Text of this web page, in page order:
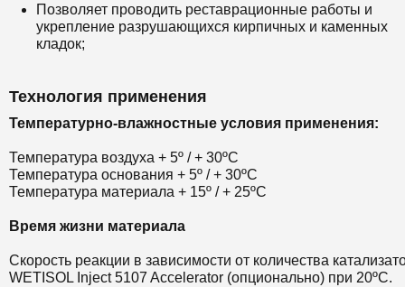
Позволяет проводить реставрационные работы и
укрепление разрушающихся кирпичных и каменных
кладок;
Технология применения
Температурно-влажностные условия применения:
Температура воздуха + 5º / + 30ºС
Температура основания + 5º / + 30ºС
Температура материала + 15º / + 25ºС
Время жизни материала
Скорость реакции в зависимости от количества
WETISOL Inject 5107 Accelerator (опционально) при 20ºС.